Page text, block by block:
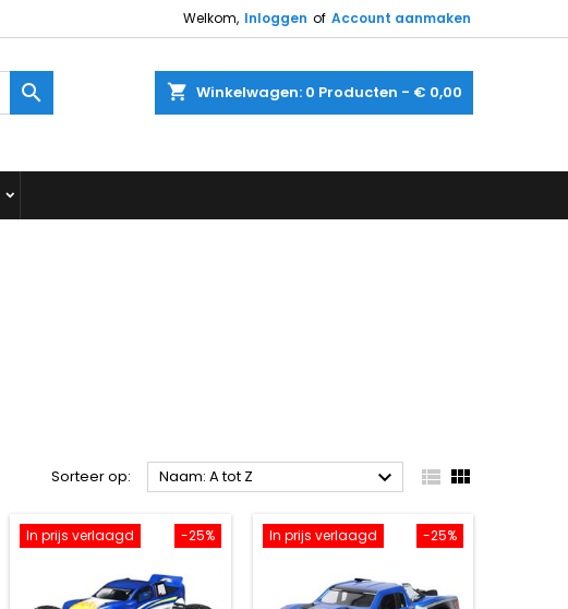
Welkom, Inloggen of Account aanmaken
shopping_cart Winkelwagen: 0 Producten - € 0,00

Sorteer op: Naam: A tot Z   
-25%
In prijs verlaagd -25%
In prijs verlaagd